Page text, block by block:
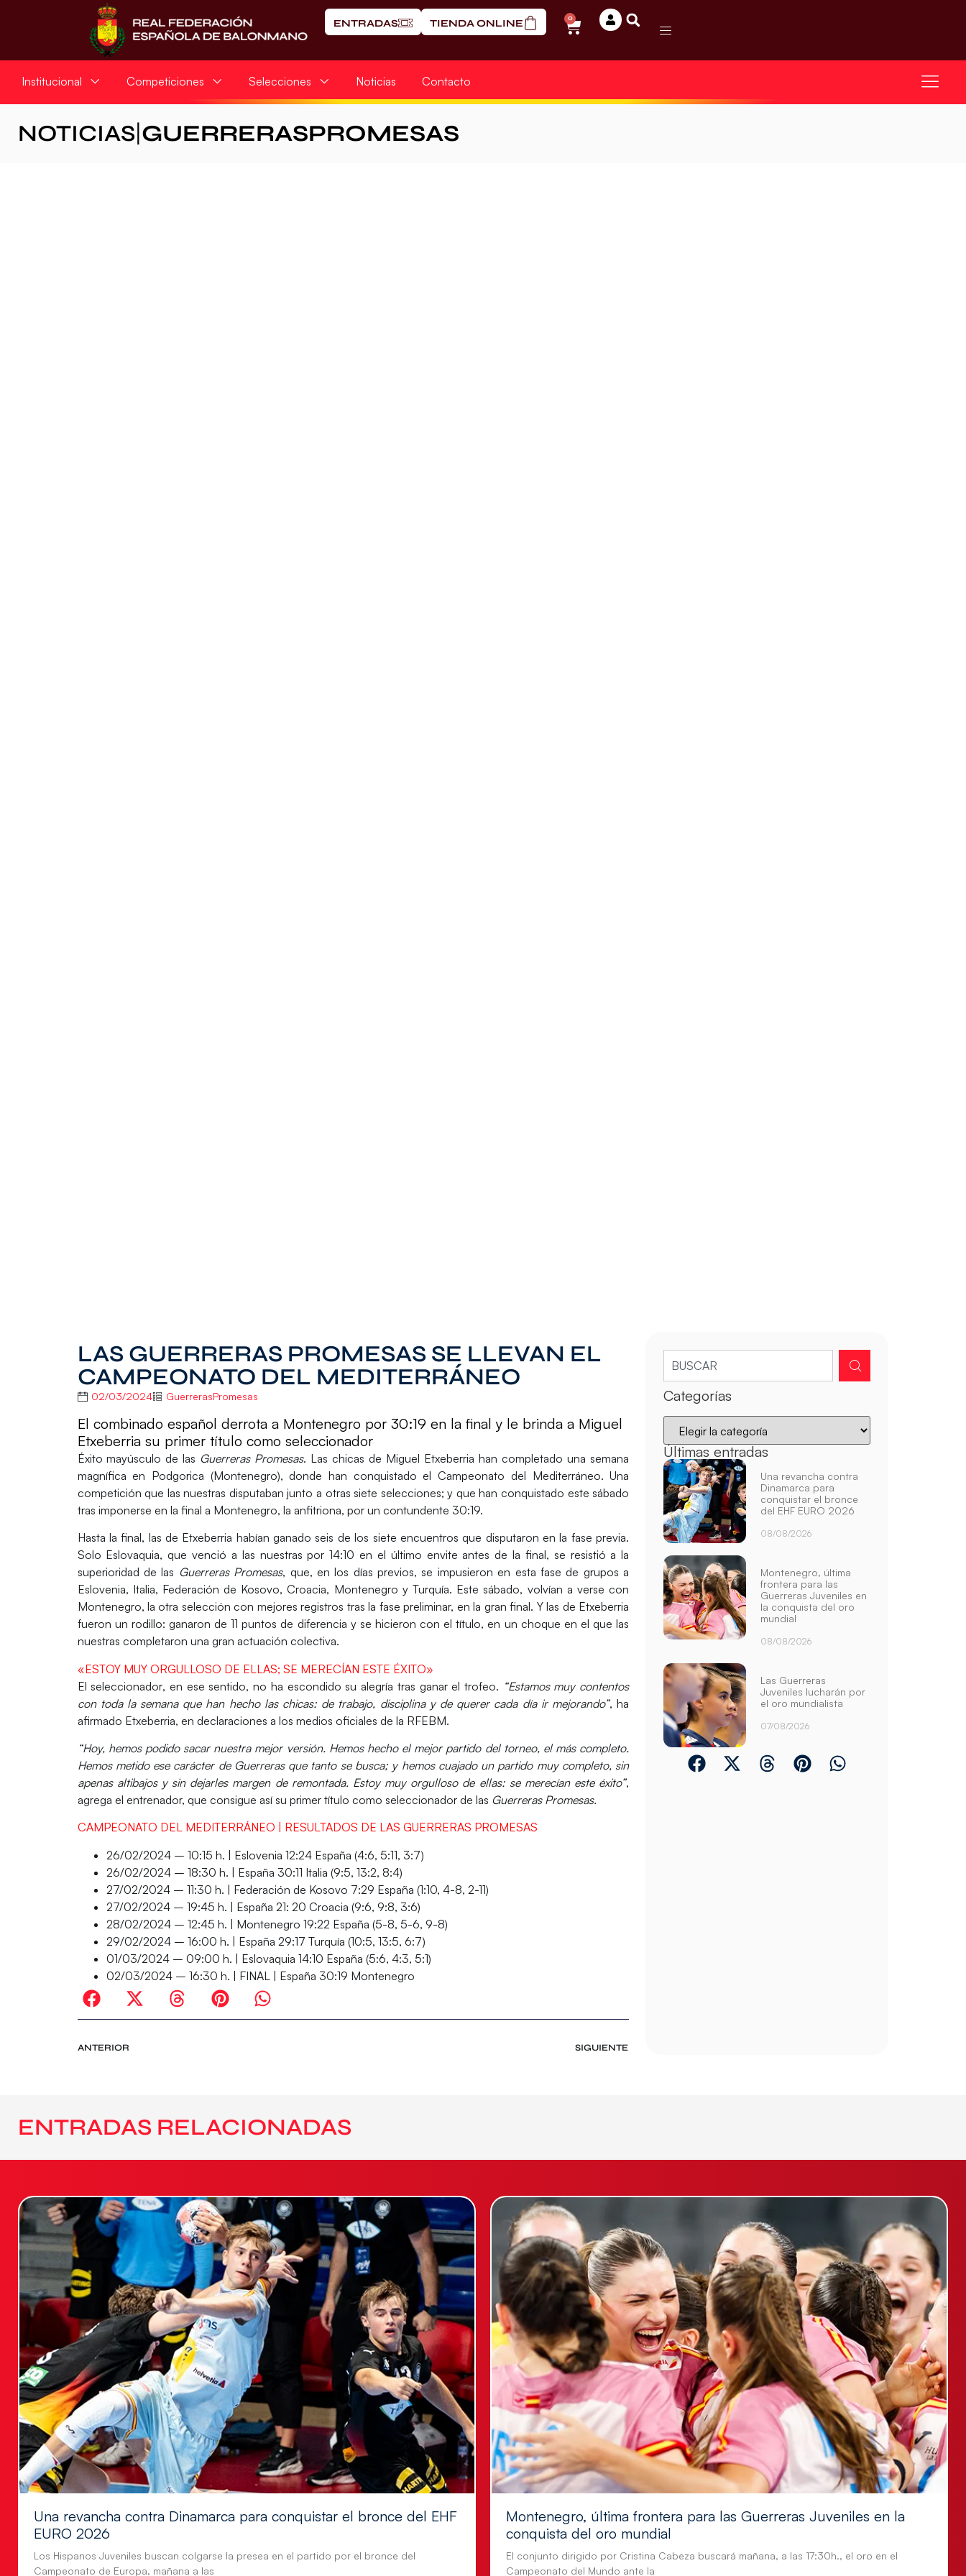
ENTRADAS TIENDA ONLINE 0
Institucional Competiciones Selecciones Noticias Contacto
NOTICIAS GUERRERASPROMESAS
LAS GUERRERAS PROMESAS SE LLEVAN EL
CAMPEONATO DEL MEDITERRÁNEO
02/03/2024 GuerrerasPromesas
El combinado español derrota a Montenegro por 30:19 en la final y le brinda a Miguel
Etxeberria su primer título como seleccionador
Éxito mayúsculo de las Guerreras Promesas. Las chicas de Miguel Etxeberria han completado una semana
magnífica en Podgorica (Montenegro), donde han conquistado elCampeonato del Mediterráneo. Una
competición que las nuestras disputaban junto a otras siete selecciones; y que han conquistado este sábado
tras imponerse en la final a Montenegro, la anfitriona, por un contundente 30:19.
Hasta la final, las de Etxeberria habían ganado seis de los siete encuentrosque disputaron en la fase previa.
Solo Eslovaquia, que venció a las nuestras por14:10 en el último envite antes de la final, se resistió a la
superioridad de las Guerreras Promesas, que, en los días previos, se impusieron en esta fase de grupos a
Eslovenia, Italia, Federación de Kosovo, Croacia, Montenegro y Turquía. Este sábado, volvían a verse con
Montenegro, la otra selección con mejores registros tras la fase preliminar, en la gran final. Y las de Etxeberria
fueron un rodillo: ganaron de 11 puntos de diferencia y se hicieron con el título, en un choque en el que las
nuestras completaron una gran actuación colectiva.
«ESTOY MUY ORGULLOSO DE ELLAS; SE MERECÍAN ESTE ÉXITO»
El seleccionador, en ese sentido, no ha escondido su alegría tras ganar el trofeo. “Estamos muy contentos
con toda la semana que han hecho las chicas: de trabajo, disciplina y de querer cada día ir mejorando”, ha
afirmado Etxeberria, en declaraciones a los medios oficiales de la RFEBM.
“Hoy, hemos podido sacar nuestra mejor versión. Hemos hecho el mejor partido del torneo, el más completo.
Hemos metido ese carácter de Guerreras que tanto se busca; y hemos cuajado un partido muy completo, sin
apenas altibajos y sin dejarles margen de remontada. Estoy muy orgulloso de ellas: se merecían este éxito”,
agrega el entrenador, que consigue así su primer título como seleccionador de las Guerreras Promesas.
CAMPEONATO DEL MEDITERRÁNEO | RESULTADOS DE LAS GUERRERAS PROMESAS
26/02/2024 – 10:15 h. | Eslovenia 12:24 España (4:6, 5:11, 3:7)
26/02/2024 – 18:30 h. | España 30:11 Italia (9:5, 13:2, 8:4)
27/02/2024 – 11:30 h. | Federación de Kosovo 7:29 España (1:10, 4-8, 2-11)
27/02/2024 – 19:45 h. | España 21: 20 Croacia (9:6, 9:8, 3:6)
28/02/2024 – 12:45 h. | Montenegro 19:22 España (5-8, 5-6, 9-8)
29/02/2024 – 16:00 h. | España 29:17 Turquía (10:5, 13:5, 6:7)
01/03/2024 – 09:00 h. | Eslovaquia 14:10 España (5:6, 4:3, 5:1)
02/03/2024 – 16:30 h. | FINAL | España 30:19 Montenegro
ANTERIOR SIGUIENTE
Categorías
Últimas entradas
Una revancha contra
Dinamarca para
conquistar el bronce
del EHF EURO 2026
08/08/2026
Montenegro, última
frontera para las
Guerreras Juveniles en
la conquista del oro
mundial
08/08/2026
Las Guerreras
Juveniles lucharán por
el oro mundialista
07/08/2026
ENTRADAS RELACIONADAS
Una revancha contra Dinamarca para conquistar el bronce del EHF
EURO 2026
Los Hispanos Juveniles buscan colgarse la presea en el partido por el bronce del
Campeonato de Europa, mañana a las
Montenegro, última frontera para las Guerreras Juveniles en la
conquista del oro mundial
El conjunto dirigido por Cristina Cabeza buscará mañana, a las 17:30h., el oro en el
Campeonato del Mundo ante la